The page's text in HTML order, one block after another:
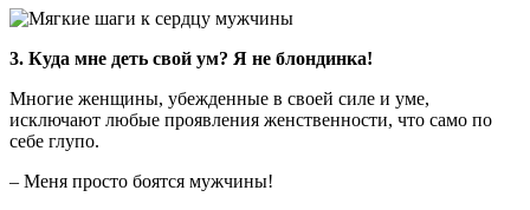
3. Куда мне деть свой ум? Я не блондинка!
Многие женщины, убежденные в своей силе и уме,
исключают любые проявления женственности, что само по
себе глупо.
– Меня просто боятся мужчины!